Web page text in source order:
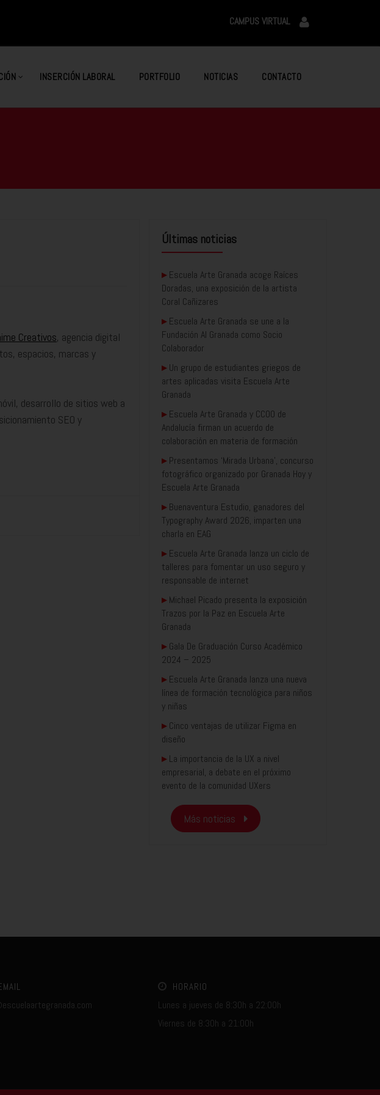
CAMPUS VIRTUAL
INSERCIÓN LABORAL PORTFOLIO NOTICIAS CONTACTO
Creativos, agencia digital
espacios, marcas y
desarrollo de sitios web a
SEO y
Últimas noticias
▸Escuela Arte Granada acoge Raíces
Doradas, una exposición de la artista
Coral Cañizares
▸Escuela Arte Granada se une a la
Fundación AI Granada como Socio
Colaborador
▸Un grupo de estudiantes griegos de
artes aplicadas visita Escuela Arte
Granada
▸Escuela Arte Granada y CCOO de
Andalucía firman un acuerdo de
colaboración en materia de formación
▸Presentamos ‘Mirada Urbana’, concurso
fotográfico organizado por Granada Hoy y
Escuela Arte Granada
▸Buenaventura Estudio, ganadores del
Typography Award 2026, imparten una
charla en EAG
▸Escuela Arte Granada lanza un ciclo de
talleres para fomentar un uso seguro y
responsable de internet
▸Michael Picado presenta la exposición
Trazos por la Paz en Escuela Arte
Granada
▸Gala De Graduación Curso Académico
2024 – 2025
▸Escuela Arte Granada lanza una nueva
línea de formación tecnológica para niños
y niñas
▸Cinco ventajas de utilizar Figma en
diseño
▸La importancia de la UX a nivel
empresarial, a debate en el próximo
evento de la comunidad UXers
Más noticias
HORARIO
Lunes a jueves de 8:30h a 22:00h
Viernes de 8:30h a 21:00h